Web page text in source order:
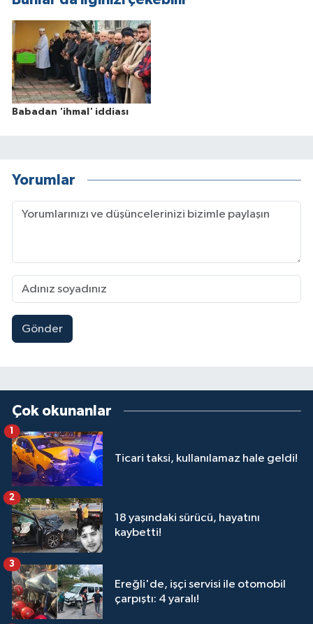
Babadan 'ihmal' iddiası
Yorumlar
Gönder
Çok okunanlar
Ticari taksi, kullanılamaz hale geldi!
1
18 yaşındaki sürücü, hayatını
kaybetti!
2
Ereğli'de, işçi servisi ile otomobil
çarpıştı: 4 yaralı!
3